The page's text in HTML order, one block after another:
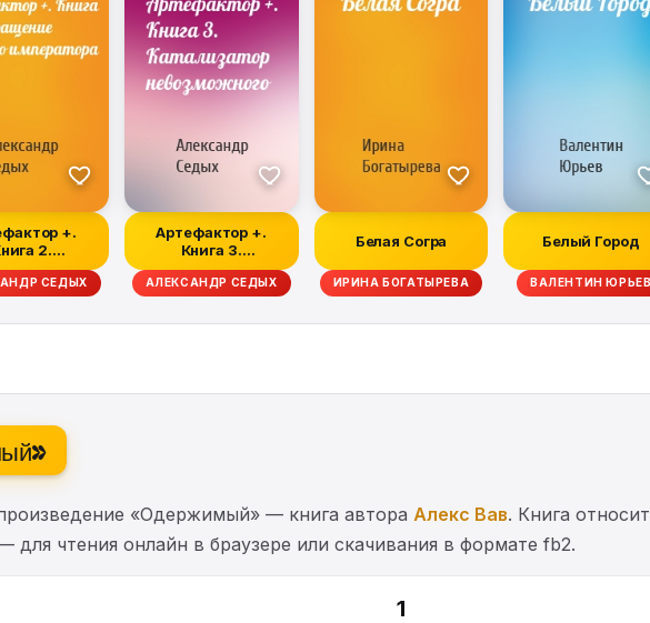
+.
2.
импера...
СЕДЫХ
Артефактор +.
Книга 3.
Катализатор
невозможного
АЛЕКСАНДР СЕДЫХ
Белая Согра
ИРИНА БОГАТЫРЕВА
Белый Город
ВАЛЕНТИН
«Одержимый» — книга автора Алекс Вав. Книга
для чтения онлайн в браузере или скачивания в формате fb2.
1